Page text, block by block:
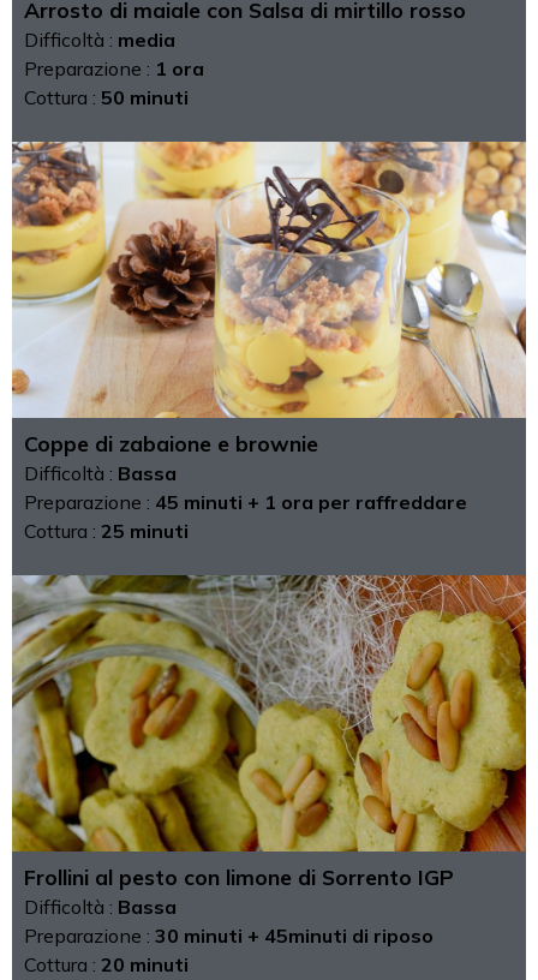
Arrosto di maiale con Salsa di mirtillo rosso
Difficoltà : media
Preparazione : 1 ora
Cottura : 50 minuti
Coppe di zabaione e brownie
Difficoltà : Bassa
Preparazione : 45 minuti + 1 ora per raffreddare
Cottura : 25 minuti
Frollini al pesto con limone di Sorrento IGP
Difficoltà : Bassa
Preparazione : 30 minuti + 45minuti di riposo
Cottura : 20 minuti